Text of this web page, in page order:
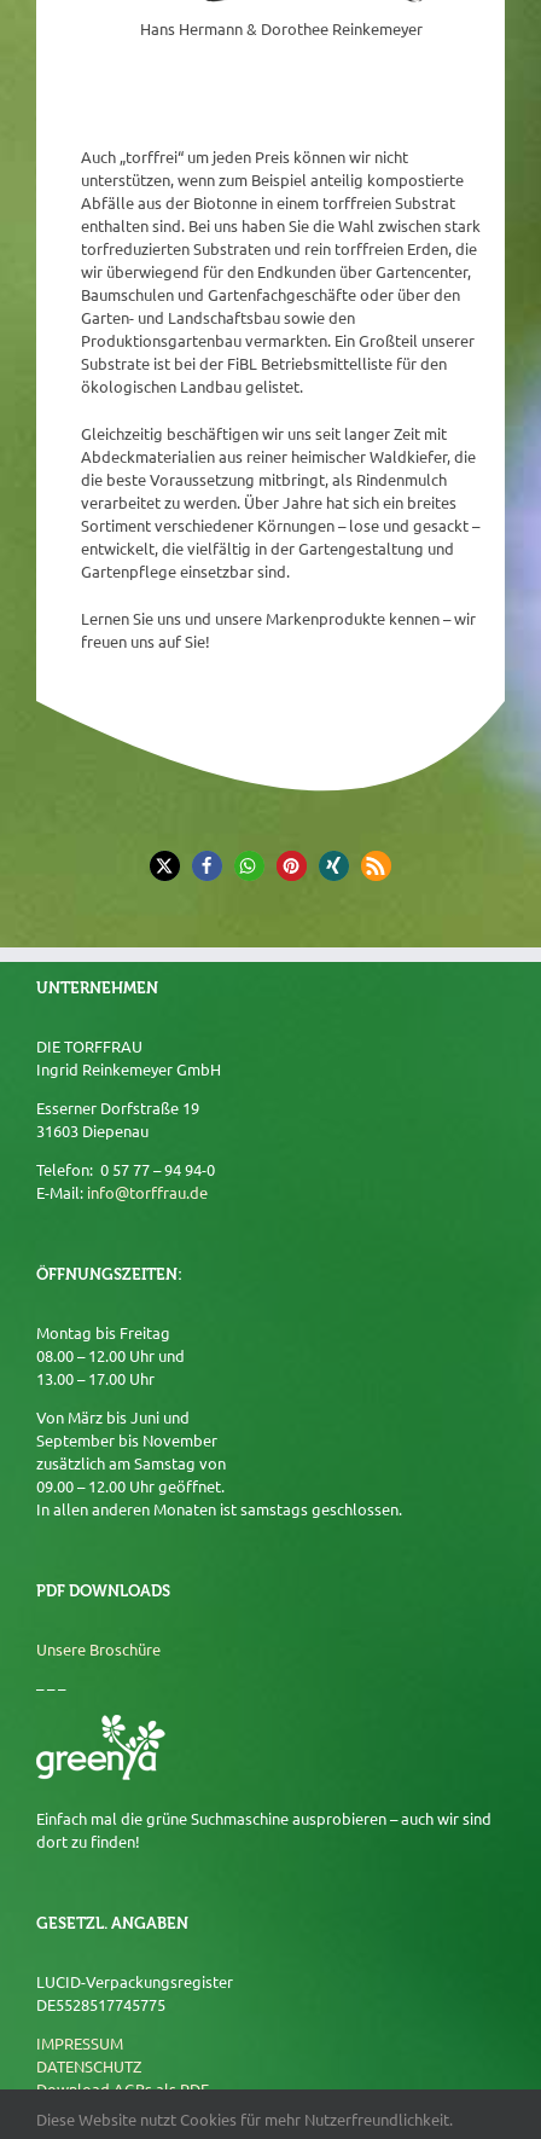
Hans Hermann & Dorothee Reinkemeyer
Auch „torffrei“ um jeden Preis können wir nicht
unterstützen, wenn zum Beispiel anteilig kompostierte
Abfälle aus der Biotonne in einem torffreien Substrat
enthalten sind. Bei uns haben Sie die Wahl zwischen stark
torfreduzierten Substraten und rein torffreien Erden, die
wir überwiegend für den Endkunden über Gartencenter,
Baumschulen und Gartenfachgeschäfte oder über den
Garten- und Landschaftsbau sowie den
Produktionsgartenbau vermarkten. Ein Großteil unserer
Substrate ist bei der FiBL Betriebsmittelliste für den
ökologischen Landbau gelistet.
Gleichzeitig beschäftigen wir uns seit langer Zeit mit
Abdeckmaterialien aus reiner heimischer Waldkiefer, die
die beste Voraussetzung mitbringt, als Rindenmulch
verarbeitet zu werden. Über Jahre hat sich ein breites
Sortiment verschiedener Körnungen – lose und gesackt –
entwickelt, die vielfältig in der Gartengestaltung und
Gartenpflege einsetzbar sind.
Lernen Sie uns und unsere Markenprodukte kennen – wir
freuen uns auf Sie!
UNTERNEHMEN
DIE TORFFRAU
Ingrid Reinkemeyer GmbH
Esserner Dorfstraße 19
31603 Diepenau
Telefon: 0 57 77 – 94 94-0
E-Mail: info@torffrau.de
ÖFFNUNGSZEITEN:
Montag bis Freitag
08.00 – 12.00 Uhr und
13.00 – 17.00 Uhr
Von März bis Juni und
September bis November
zusätzlich am Samstag von
09.00 – 12.00 Uhr geöffnet.
In allen anderen Monaten ist samstags geschlossen.
PDF DOWNLOADS
Unsere Broschüre
– – –
Einfach mal die grüne Suchmaschine ausprobieren – auch wir sind
dort zu finden!
GESETZL. ANGABEN
LUCID-Verpackungsregister
DE5528517745775
IMPRESSUM
DATENSCHUTZ
Download AGBs als PDF
Diese Website nutzt Cookies für mehr Nutzerfreundlichkeit.